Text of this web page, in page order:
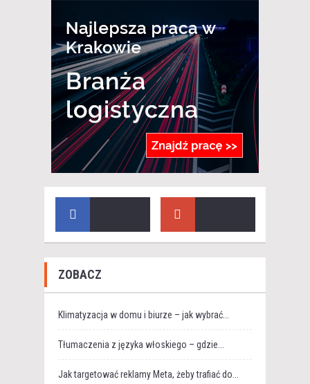
ZOBACZ
Klimatyzacja w domu i biurze – jak wybrać...
Tłumaczenia z języka włoskiego – gdzie...
Jak targetować reklamy Meta, żeby trafiać do...